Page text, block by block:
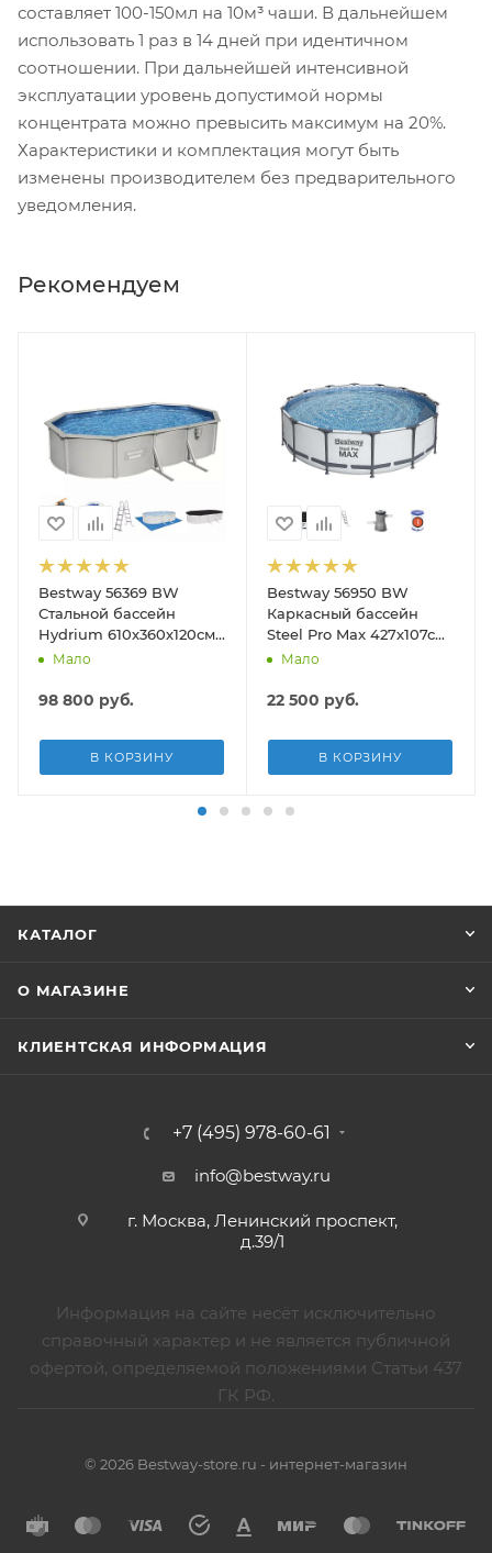
составляет 100-150мл на 10м³ чаши. В дальнейшем
использовать 1 раз в 14 дней при идентичном
соотношении. При дальнейшей интенсивной
эксплуатации уровень допустимой нормы
концентрата можно превысить максимум на 20%.
Характеристики и комплектация могут быть
изменены производителем без предварительного
уведомления.
Рекомендуем
Bestway 56369 BW
Стальной бассейн
Hydrium 610х360х120см,
19929л, песч.фил.-нас
подст.
Мало
98 800 руб.
В КОРЗИНУ
Bestway 56950 BW
Каркасный бассейн
Steel Pro Max 427х107см,
13030л, фил.-насос
Мало
22 500 руб.
В КОРЗИНУ
КАТАЛОГ
О МАГАЗИНЕ
КЛИЕНТСКАЯ ИНФОРМАЦИЯ
+7 (495) 978-60-61
info@bestway.ru
г. Москва, Ленинский проспект,
д.39/1
Информация на сайте несёт исключительно
справочный характер и не является публичной
офертой, определяемой положениями Статьи 437
ГК РФ.
© 2026 Bestway-store.ru - интернет-магазин